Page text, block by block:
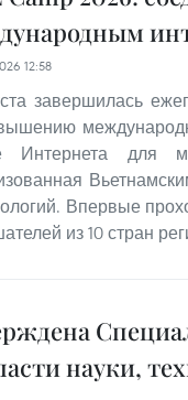
12:58
завершилась
Интернета для
Впервые
из 10 стран
науки,